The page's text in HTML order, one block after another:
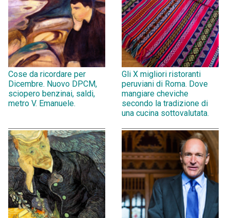
Cose da ricordare per
Dicembre. Nuovo DPCM,
sciopero benzinai, saldi,
metro V. Emanuele.
Gli X migliori ristoranti
peruviani di Roma. Dove
mangiare cheviche
secondo la tradizione di
una cucina sottovalutata.